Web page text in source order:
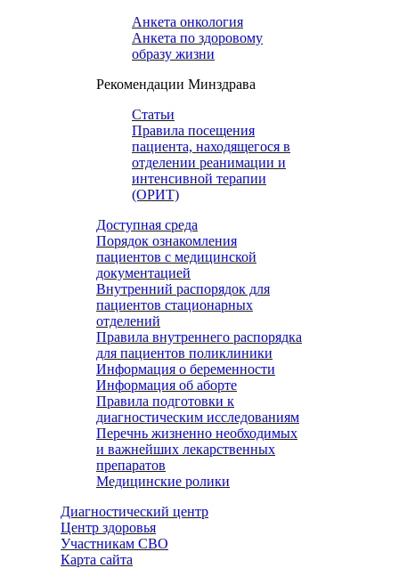
Анкета онкология
Анкета по здоровому
образу жизни
Рекомендации Минздрава
Статьи
Правила посещения
пациента, находящегося в
отделении реанимации и
интенсивной терапии
(ОРИТ)
Доступная среда
Порядок ознакомления
пациентов с медицинской
документацией
Внутренний распорядок для
пациентов стационарных
отделений
Правила внутреннего распорядка
для пациентов поликлиники
Информация о беременности
Информация об аборте
Правила подготовки к
диагностическим исследованиям
Перечнь жизненно необходимых
и важнейших лекарственных
препаратов
Медицинские ролики
Диагностический центр
Центр здоровья
Участникам СВО
Карта сайта